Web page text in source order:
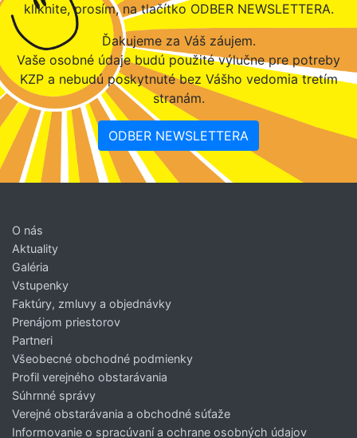
kliknite, prosím, na tlačítko ODBER NEWSLETTERA.
Ďakujeme za Váš záujem.
Vaše osobné údaje budú použité výlučne pre potreby
KZP a nebudú poskytnuté bez Vášho vedomia tretím
stranám.
ODBER NEWSLETTERA
O nás
Aktuality
Galéria
Vstupenky
Faktúry, zmluvy a objednávky
Prenájom priestorov
Partneri
Všeobecné obchodné podmienky
Profil verejného obstarávania
Súhrnné správy
Verejné obstarávania a obchodné súťaže
Informovanie o spracúvaní a ochrane osobných údajov